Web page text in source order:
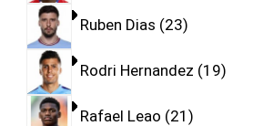
Ruben Dias 23
Rodri Hernandez 19
Rafael Leao 21